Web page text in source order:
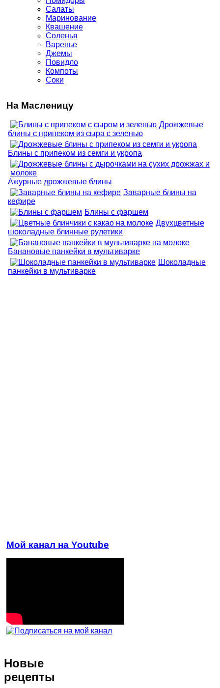
Салаты
Маринование
Квашение
Соленья
Варенье
Джемы
Повидло
Компоты
Соки
На Масленицу
Дрожжевые
блины с припеком из сыра с зеленью
Блины с припеком из семги и укропа
Ажурные дрожжевые блины
Заварные блины на
кефире
Блины с фаршем
Двухцветные
шоколадные блинные рулетики
Банановые панкейки в мультиварке
Шоколадные
панкейки в мультиварке
Мой канал на Youtube
Новые
рецепты